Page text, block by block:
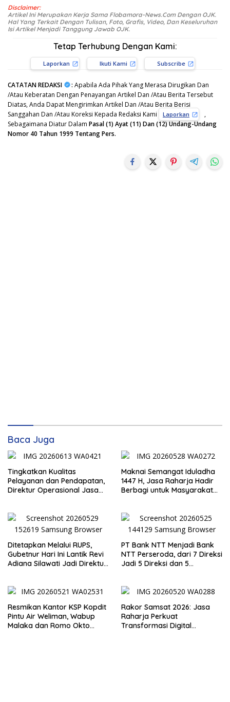
Disclaimer:
Artikel Ini Merupakan Kerja Sama Flobamora-News.Com Dengan OJK.
Hal Yang Terkait Dengan Tulisan, Foto, Grafis, Video, Dan Keseluruhan
Isi Artikel Menjadi Tanggung Jawab OJK.
Tetap Terhubung Dengan Kami:
Laporkan Ikuti Kami Subscribe
CATATAN REDAKSI : Apabila Ada Pihak Yang Merasa Dirugikan Dan
/Atau Keberatan Dengan Penayangan Artikel Dan /Atau Berita Tersebut
Diatas, Anda Dapat Mengirimkan Artikel Dan /Atau Berita Berisi
Sanggahan Dan /Atau Koreksi Kepada Redaksi Kami
Laporkan
,
Sebagaimana Diatur Dalam Pasal (1) Ayat (11) Dan (12) Undang-Undang
Nomor 40 Tahun 1999 Tentang Pers.
Baca Juga
Tingkatkan Kualitas
Pelayanan dan Pendapatan,
Direktur Operasional Jasa
Samsat Rajabasa
Maknai Semangat Iduladha
1447 H, Jasa Raharja Hadir
Berbagi untuk Masyarakat
Ditetapkan Melalui RUPS,
Gubetnur Hari Ini Lantik Revi
Adiana Silawati Jadi Direktur
PT Bank NTT Menjadi Bank
NTT Perseroda, dari 7 Direksi
Jadi 5 Direksi dan 5
Resmikan Kantor KSP Kopdit
Pintu Air Weliman, Wabup
Malaka dan Romo Okto
Rakor Samsat 2026: Jasa
Raharja Perkuat
Transformasi Digital